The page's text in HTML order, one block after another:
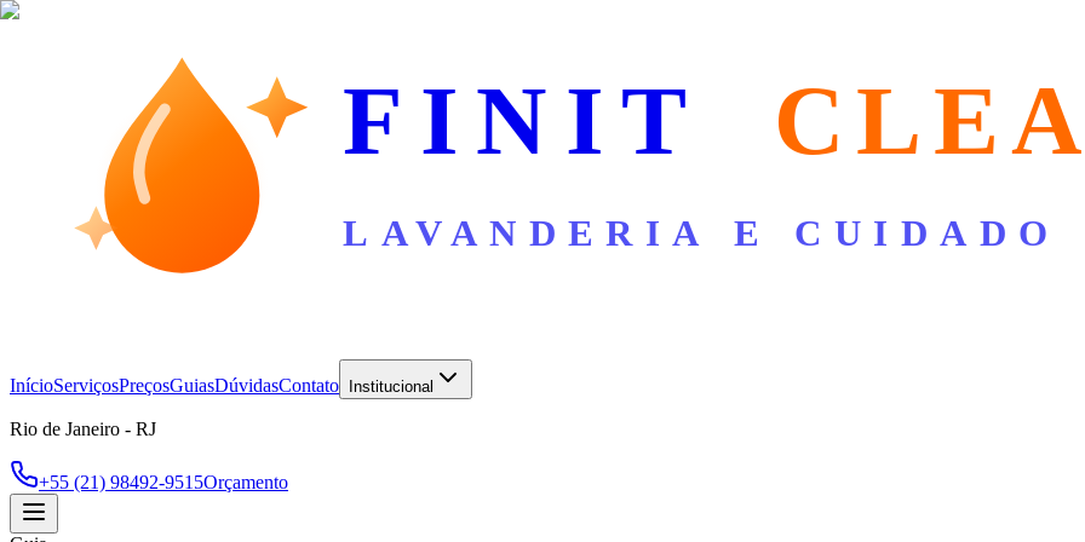
FINIT
LAVANDERIA E CUIDADO
InícioServiçosPreçosGuiasDúvidasContato Institucional
Rio de Janeiro - RJ
+55 (21) 98492-9515Orçamento